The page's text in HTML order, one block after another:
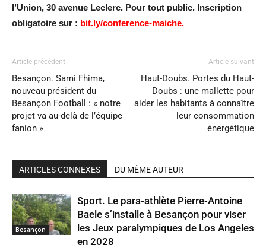
l’Union, 30 avenue Leclerc. Pour tout public. Inscription
obligatoire sur : bit.ly/conference-maiche.
Article précédent
Besançon. Sami Fhima,
nouveau président du
Besançon Football : « notre
projet va au-delà de l’équipe
fanion »
Article suivant
Haut-Doubs. Portes du Haut-
Doubs : une mallette pour
aider les habitants à connaître
leur consommation
énergétique
ARTICLES CONNEXES DU MÊME AUTEUR
Besançon
Sport. Le para-athlète Pierre-Antoine
Baele s’installe à Besançon pour viser
les Jeux paralympiques de Los Angeles
en 2028